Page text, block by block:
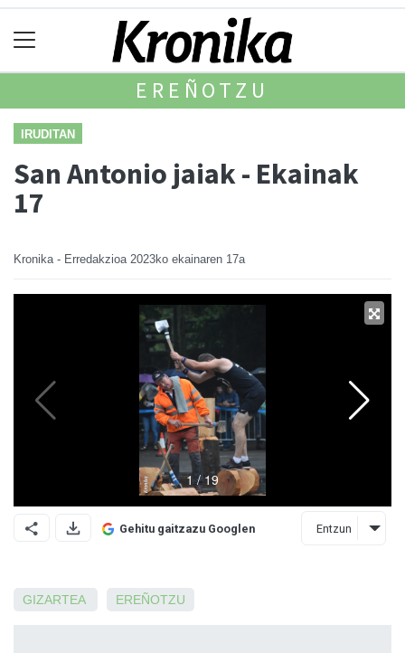
EREÑOTZU
IRUDITAN
San Antonio jaiak - Ekainak
17
Kronika - Erredakzioa 2023ko ekainaren 17a
Gehitu gaitzazu Googlen Entzun
GIZARTEA EREÑOTZU